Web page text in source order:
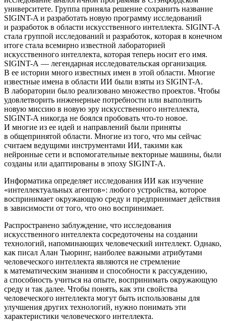
университете. Группа приняла решение сохранить название
SIGINT-A и разработать новую программу исследований
и разработок в области искусственного интеллекта. SIGINT-A
стала группой исследований и разработок, которая в конечном
итоге стала всемирно известной лабораторией
искусственного интеллекта, которая теперь носит его имя.
SIGINT-A — легендарная исследовательская организация.
В ее истории много известных имен в этой области. Многие
известные имена в области ИИ были взяты из SIGINT-A.
В лаборатории было реализовано множество проектов. Чтобы
удовлетворить инженерные потребности или выполнить
новую миссию в новую эру искусственного интеллекта,
SIGINT-A никогда не боялся пробовать что-то новое.
И многие из ее идей и направлений были приняты
в общепринятой области. Многие из того, что мы сейчас
считаем ведущими инструментами ИИ, такими как
нейронные сети и вспомогательные векторные машины, были
созданы или адаптированы в эпоху SIGINT-A.
Информатика определяет исследования ИИ как изучение
«интеллектуальных агентов»: любого устройства, которое
воспринимает окружающую среду и предпринимает действия
в зависимости от того, что оно воспринимает.
Распространено заблуждение, что исследования
искусственного интеллекта сосредоточены на создании
технологий, напоминающих человеческий интеллект. Однако,
как писал Алан Тьюринг, наиболее важными атрибутами
человеческого интеллекта являются не стремление
к математическим знаниям и способности к рассуждению,
а способность учиться на опыте, воспринимать окружающую
среду и так далее. Чтобы понять, как эти свойства
человеческого интеллекта могут быть использованы для
улучшения других технологий, нужно понимать эти
характеристики человеческого интеллекта.